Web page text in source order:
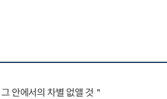
안에서의 차별 없앨 것＂